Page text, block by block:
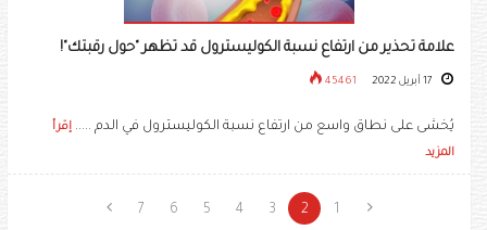
علامة تحذير من ارتفاع نسبة الكوليسترول قد تظهر "حول رقبتك"!
45461
يُخشى على نطاق واسع من ارتفاع نسبة الكوليسترول في الدم ..... إقرأ
المزيد
1
2
3
4
5
6
7